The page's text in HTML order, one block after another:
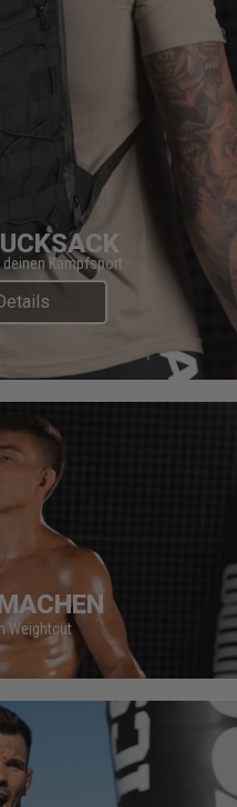
Kampfsport
Weightcut